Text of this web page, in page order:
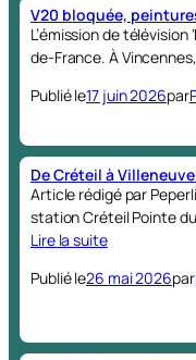
V20 bloquée,
L’émission de
de-France. À
Publié le17 juin 2026par
De Créteil à
Article rédigé par
station Créteil Pointe
Lire la suite
Publié le26 mai 2026par